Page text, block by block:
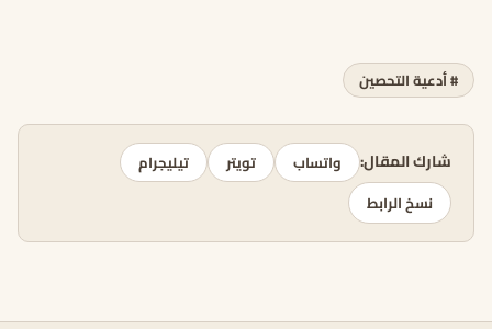
# أدعية التحصين
شارك المقال: واتساب تويتر
تيليجرام
نسخ الرابط